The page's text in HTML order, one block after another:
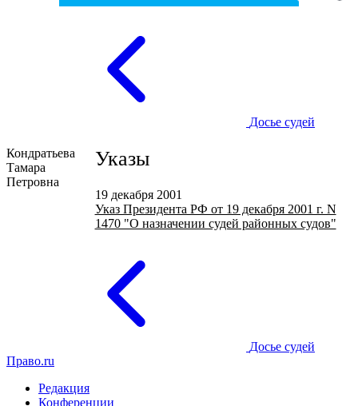
Досье судей
Кондратьева
Тамара
Петровна
Указы
19 декабря 2001
Указ Президента РФ от 19 декабря 2001 г. N
1470 "О назначении судей районных судов"
Досье судей
Право.ru
Редакция
Конференции